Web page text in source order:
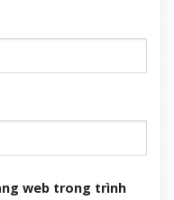
web trong trình